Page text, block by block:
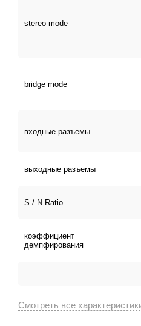
stereo mode
bridge mode
входные разъемы
выходные разъемы
S / N Ratio
коэффициент
демпфирования